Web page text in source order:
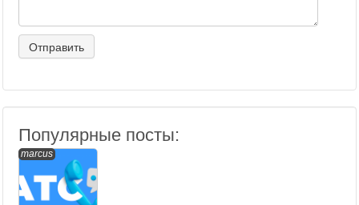
Популярные посты:
marcus